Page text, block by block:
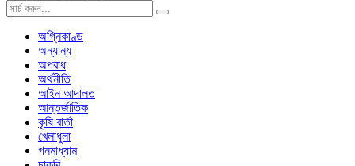
অগ্নিকাণ্ড
অন্যান্য
অপরাধ
অর্থনীতি
আইন আদালত
আন্তর্জাতিক
কৃষি বার্তা
খেলাধুলা
গনমাধ্যাম